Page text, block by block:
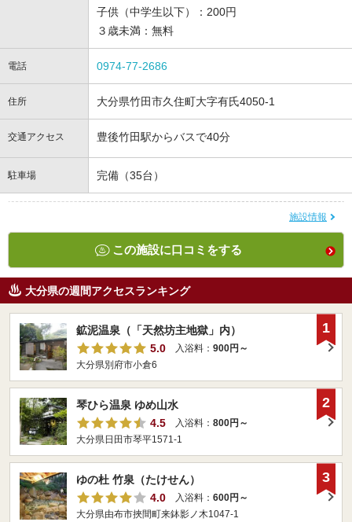
子供（中学生以下）：200円
３歳未満：無料
電話 0974-77-2686
住所 大分県竹田市久住町大字有氏4050-1
交通アクセス 豊後竹田駅からバスで40分
駐車場 完備（35台）
施設情報
この施設に口コミをする
大分県の週間アクセスランキング
鉱泥温泉（「天然坊主地獄」内）
5.0
入浴料： 900円～
大分県別府市小倉6
1
琴ひら温泉 ゆめ山水
4.5
入浴料： 800円～
大分県日田市琴平1571-1
2
ゆの杜 竹泉（たけせん）
4.0
入浴料： 600円～
大分県由布市挾間町来鉢影ノ木1047-1
3